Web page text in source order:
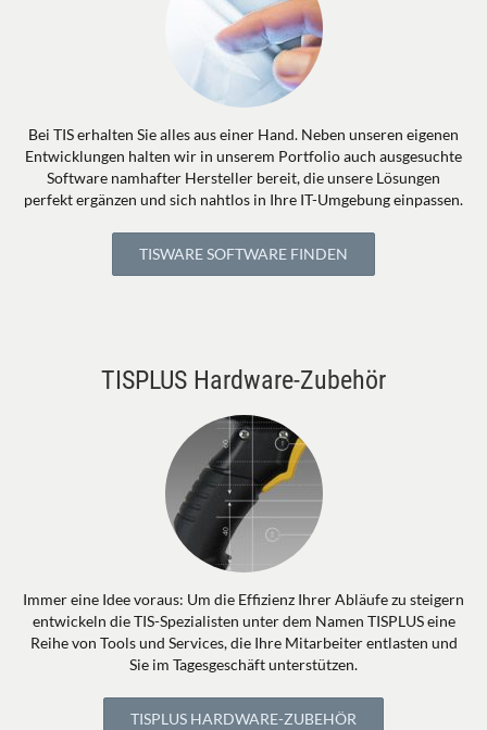
Bei TIS erhalten Sie alles aus einer Hand. Neben unseren eigenen
Entwicklungen halten wir in unserem Portfolio auch ausgesuchte
Software namhafter Hersteller bereit, die unsere Lösungen
perfekt ergänzen und sich nahtlos in Ihre IT-Umgebung einpassen.
TISWARE SOFTWARE FINDEN
TISPLUS Hardware-Zubehör
Immer eine Idee voraus: Um die Effizienz Ihrer Abläufe zu steigern
entwickeln die TIS-Spezialisten unter dem Namen TISPLUS eine
Reihe von Tools und Services, die Ihre Mitarbeiter entlasten und
Sie im Tagesgeschäft unterstützen.
TISPLUS HARDWARE-ZUBEHÖR